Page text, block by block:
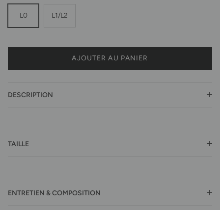
L0 L1/L2
AJOUTER AU PANIER
DESCRIPTION
TAILLE
ENTRETIEN & COMPOSITION